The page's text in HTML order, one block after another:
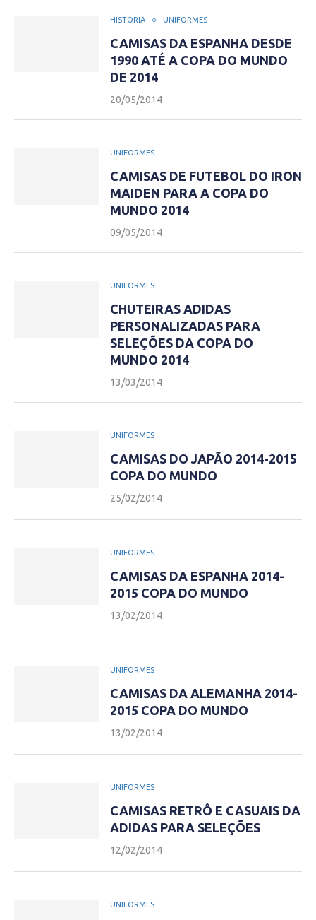
HISTÓRIA UNIFORMES
CAMISAS DA ESPANHA DESDE
1990 ATÉ A COPA DO MUNDO
DE 2014
20/05/2014
UNIFORMES
CAMISAS DE FUTEBOL DO IRON
MAIDEN PARA A COPA DO
MUNDO 2014
09/05/2014
UNIFORMES
CHUTEIRAS ADIDAS
PERSONALIZADAS PARA
SELEÇÕES DA COPA DO
MUNDO 2014
13/03/2014
UNIFORMES
CAMISAS DO JAPÃO 2014-2015
COPA DO MUNDO
25/02/2014
UNIFORMES
CAMISAS DA ESPANHA 2014-
2015 COPA DO MUNDO
13/02/2014
UNIFORMES
CAMISAS DA ALEMANHA 2014-
2015 COPA DO MUNDO
13/02/2014
UNIFORMES
CAMISAS RETRÔ E CASUAIS DA
ADIDAS PARA SELEÇÕES
12/02/2014
UNIFORMES